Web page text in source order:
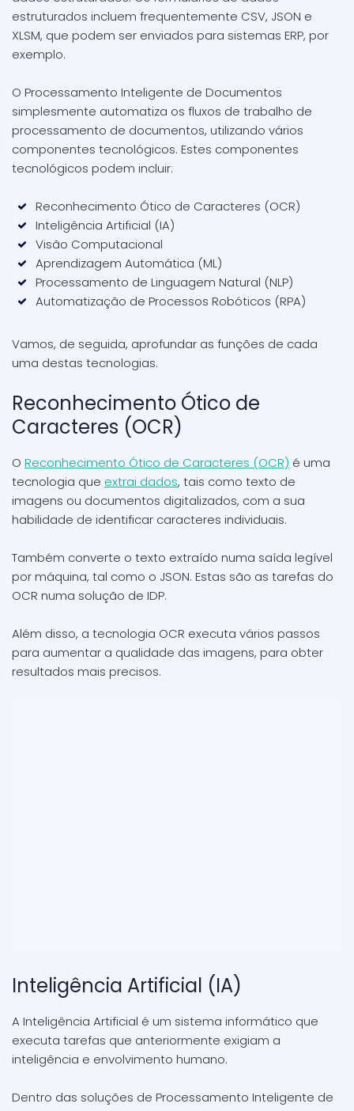
estruturados incluem frequentemente CSV, JSON e
XLSM, que podem ser enviados para sistemas ERP, por
exemplo.
O Processamento Inteligente de Documentos
simplesmente automatiza os fluxos de trabalho de
processamento de documentos, utilizando vários
componentes tecnológicos. Estes componentes
tecnológicos podem incluir:
Reconhecimento Ótico de Caracteres (OCR)
Inteligência Artificial (IA)
Visão Computacional
Aprendizagem Automática (ML)
Processamento de Linguagem Natural (NLP)
Automatização de Processos Robóticos (RPA)
Vamos, de seguida, aprofundar as funções de cada
uma destas tecnologias.
Reconhecimento Ótico de
Caracteres (OCR)
O Reconhecimento Ótico de Caracteres (OCR) é uma
tecnologia que extrai dados, tais como texto de
imagens ou documentos digitalizados, com a sua
habilidade de identificar caracteres individuais.
Também converte o texto extraído numa saída legível
por máquina, tal como o JSON. Estas são as tarefas do
OCR numa solução de IDP.
Além disso, a tecnologia OCR executa vários passos
para aumentar a qualidade das imagens, para obter
resultados mais precisos.
Inteligência Artificial (IA)
A Inteligência Artificial é um sistema informático que
executa tarefas que anteriormente exigiam a
inteligência e envolvimento humano.
Dentro das soluções de Processamento Inteligente de